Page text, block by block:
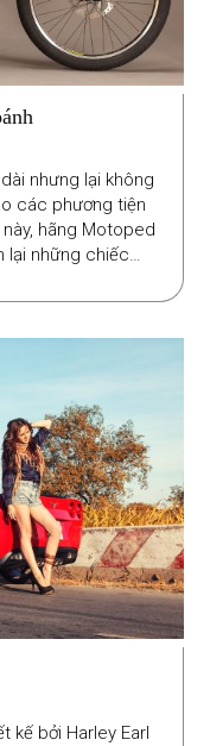
nhưng lại không
các phương tiện
hãng Motoped
lại những chiếc
Honda XR50 mang
kế bởi Harley Earl